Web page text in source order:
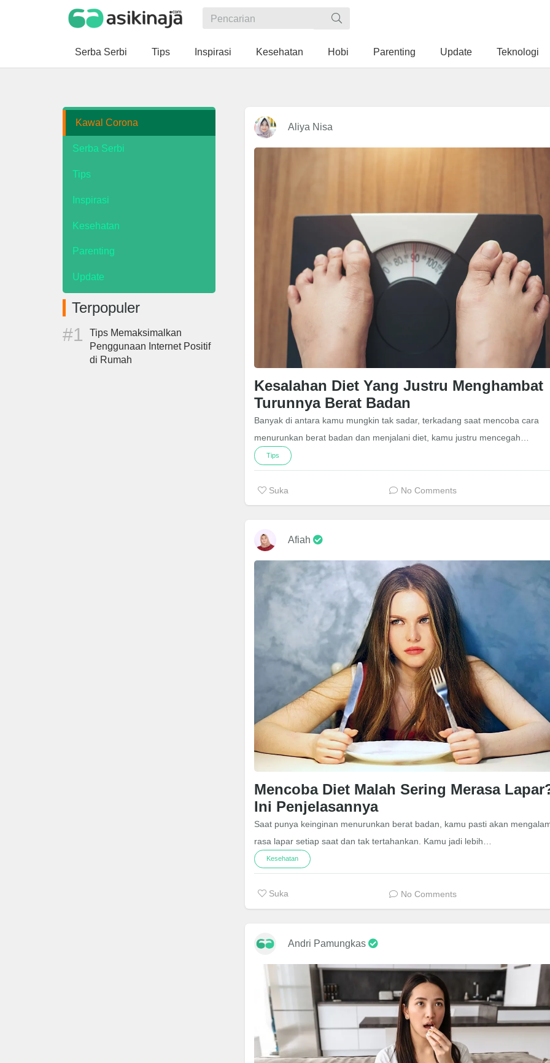
Serba Serbi Tips Inspirasi Kesehatan Hobi Parenting Update Teknologi
Kawal Corona
Serba Serbi
Tips
Inspirasi
Kesehatan
Parenting
Update
Terpopuler
Tips Memaksimalkan
Penggunaan Internet Positif
di Rumah
Aliya Nisa
Kesalahan Diet Yang Justru Menghambat
Turunnya Berat Badan
Banyak di antara kamu mungkin tak sadar, terkadang saat mencoba cara
menurunkan berat badan dan menjalani diet, kamu justru mencegah…
Tips
Suka No Comments
Afiah
Mencoba Diet Malah Sering Merasa
Ini Penjelasannya
Saat punya keinginan menurunkan berat badan, kamu pasti akan
rasa lapar setiap saat dan tak tertahankan. Kamu jadi lebih…
Kesehatan
Suka No Comments
Andri Pamungkas